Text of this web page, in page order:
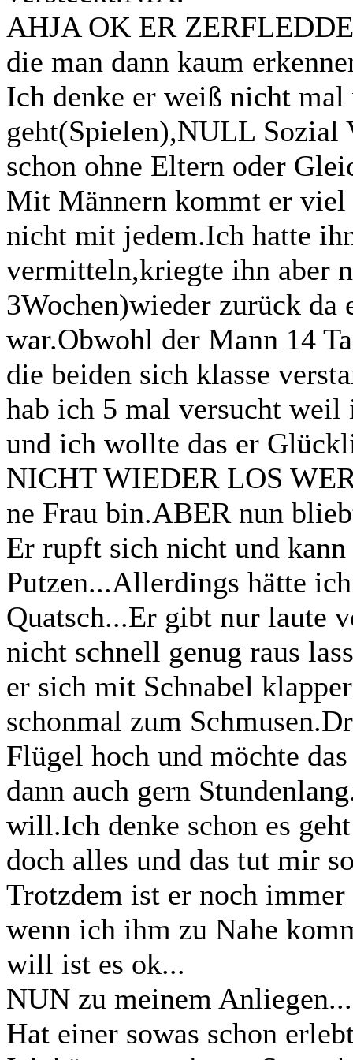
AHJA OK ER
die man dann kaum
Ich denke er weiß nicht mal
geht(Spielen),NULL Sozial
schon ohne Eltern oder
Mit Männern kommt er
nicht mit jedem.Ich hatte
vermitteln,kriegte ihn aber
3Wochen)wieder zurück da
war.Obwohl der Mann 14
die beiden sich klasse
hab ich 5 mal versucht weil
und ich wollte das er
NICHT WIEDER LOS
ne Frau bin.ABER nun
Er rupft sich nicht und kann
Putzen...Allerdings hätte
Quatsch...Er gibt nur laute
nicht schnell genug raus
er sich mit Schnabel
schonmal zum
Flügel hoch und möchte
dann auch gern
will.Ich denke schon es
doch alles und das tut mir
Trotzdem ist er noch
wenn ich ihm zu Nahe
will ist es ok...
NUN zu meinem Anliegen...
Hat einer sowas schon